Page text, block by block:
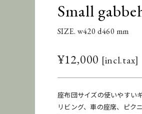
Small
SIZE. w420 d460 mm
¥12,000
座布団サイズの使いやすい
リビング、車の座席、ピク